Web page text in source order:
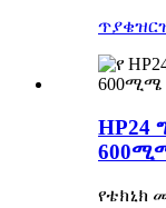
ጥያቄ
HP24
የቴክኒክ